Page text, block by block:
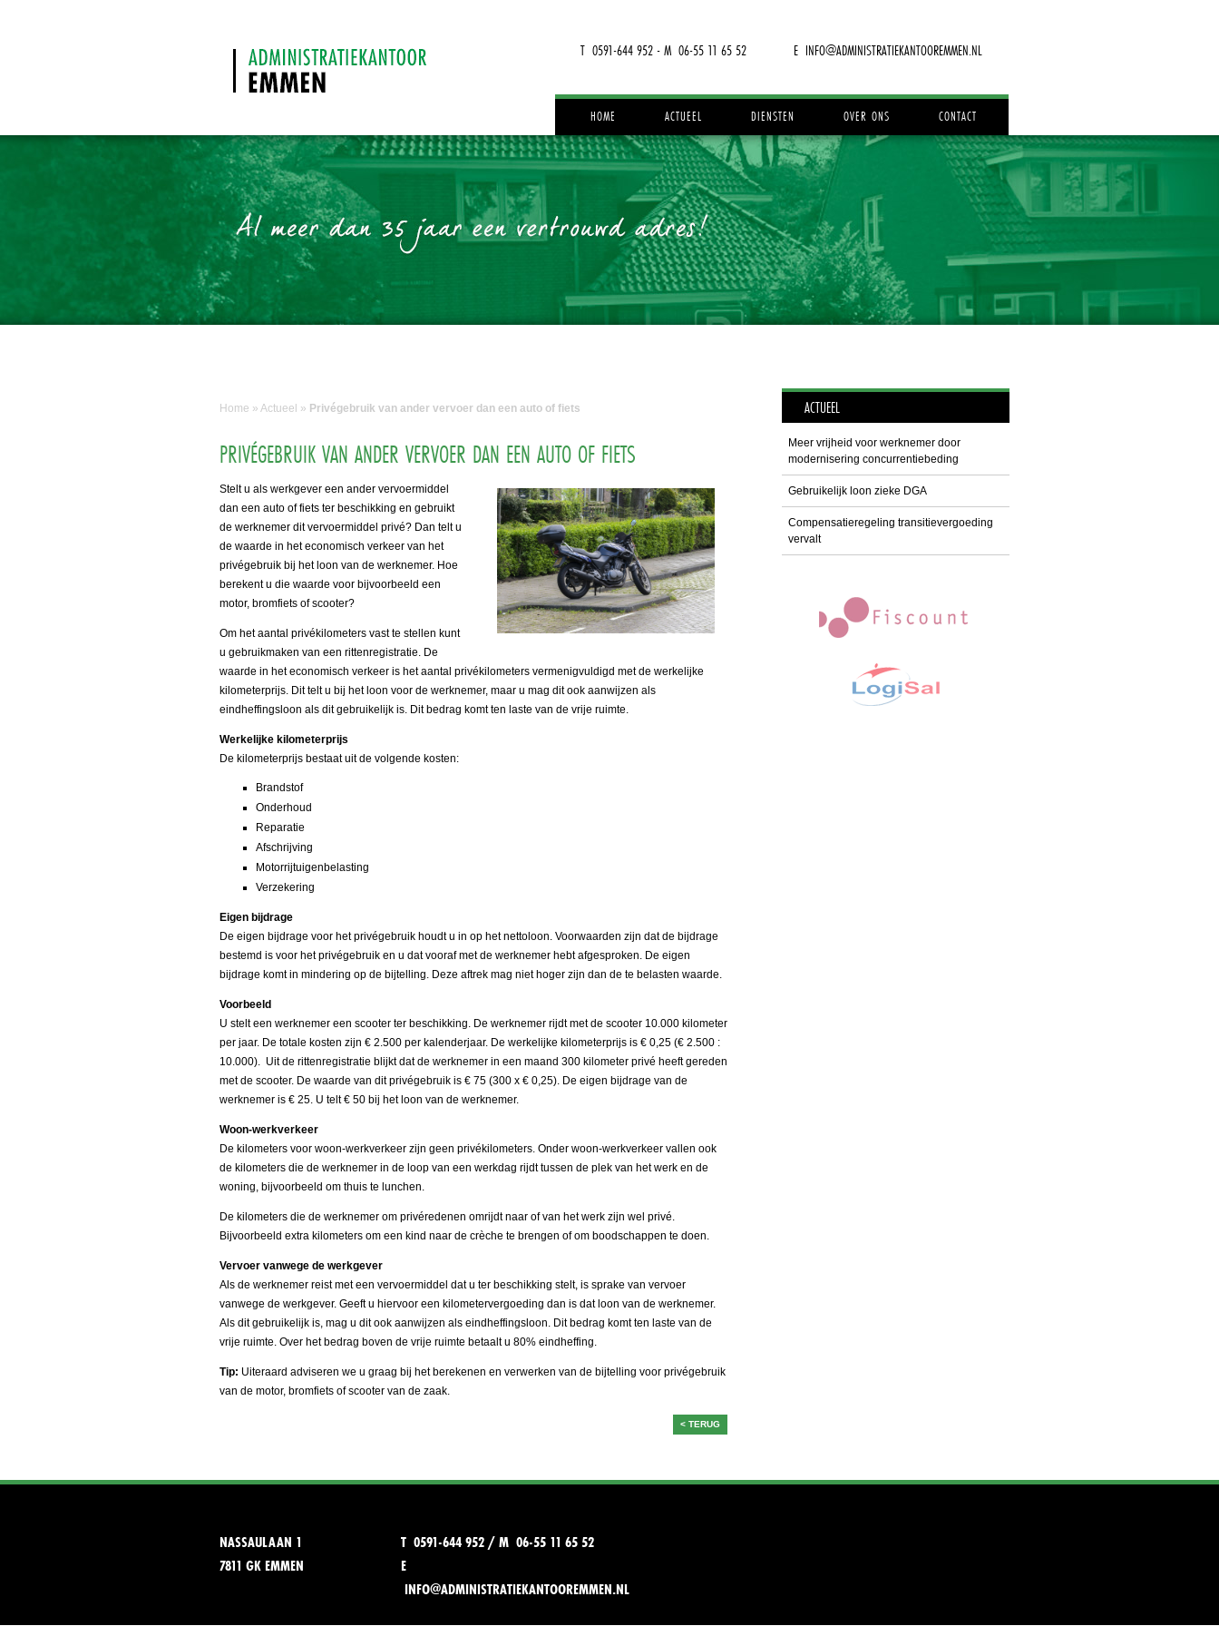
T 0591-644 952 - M 06-55 11 65 52 E INFO@ADMINISTRATIEKANTOOREMMEN.NL
HOME ACTUEEL DIENSTEN OVER ONS CONTACT
Home » Actueel » Privégebruik van ander vervoer dan een auto of fiets
PRIVÉGEBRUIK VAN ANDER VERVOER DAN EEN AUTO OF FIETS
Stelt u als werkgever een ander vervoermiddel
dan een auto of fiets ter beschikking en gebruikt
de werknemer dit vervoermiddel privé? Dan telt u
de waarde in het economisch verkeer van het
privégebruik bij het loon van de werknemer. Hoe
berekent u die waarde voor bijvoorbeeld een
motor, bromfiets of scooter?
Om het aantal privékilometers vast te stellen kunt
u gebruikmaken van een rittenregistratie. De
waarde in het economisch verkeer is het aantal privékilometers vermenigvuldigd met de werkelijke
kilometerprijs. Dit telt u bij het loon voor de werknemer, maar u mag dit ook aanwijzen als
eindheffingsloon als dit gebruikelijk is. Dit bedrag komt ten laste van de vrije ruimte.
Werkelijke kilometerprijs
De kilometerprijs bestaat uit de volgende kosten:
Brandstof
Onderhoud
Reparatie
Afschrijving
Motorrijtuigenbelasting
Verzekering
Eigen bijdrage
De eigen bijdrage voor het privégebruik houdt u in op het nettoloon. Voorwaarden zijn dat de bijdrage
bestemd is voor het privégebruik en u dat vooraf met de werknemer hebt afgesproken. De eigen
bijdrage komt in mindering op de bijtelling. Deze aftrek mag niet hoger zijn dan de te belasten waarde.
Voorbeeld
U stelt een werknemer een scooter ter beschikking. De werknemer rijdt met de scooter 10.000 kilometer
per jaar. De totale kosten zijn € 2.500 per kalenderjaar. De werkelijke kilometerprijs is € 0,25 (€ 2.500 :
10.000). Uit de rittenregistratie blijkt dat de werknemer in een maand 300 kilometer privé heeft gereden
met de scooter. De waarde van dit privégebruik is € 75 (300 x € 0,25). De eigen bijdrage van de
werknemer is € 25. U telt € 50 bij het loon van de werknemer.
Woon-werkverkeer
De kilometers voor woon-werkverkeer zijn geen privékilometers. Onder woon-werkverkeer vallen ook
de kilometers die de werknemer in de loop van een werkdag rijdt tussen de plek van het werk en de
woning, bijvoorbeeld om thuis te lunchen.
De kilometers die de werknemer om privéredenen omrijdt naar of van het werk zijn wel privé.
Bijvoorbeeld extra kilometers om een kind naar de crèche te brengen of om boodschappen te doen.
Vervoer vanwege de werkgever
Als de werknemer reist met een vervoermiddel dat u ter beschikking stelt, is sprake van vervoer
vanwege de werkgever. Geeft u hiervoor een kilometervergoeding dan is dat loon van de werknemer.
Als dit gebruikelijk is, mag u dit ook aanwijzen als eindheffingsloon. Dit bedrag komt ten laste van de
vrije ruimte. Over het bedrag boven de vrije ruimte betaalt u 80% eindheffing.
Tip: Uiteraard adviseren we u graag bij het berekenen en verwerken van de bijtelling voor privégebruik
van de motor, bromfiets of scooter van de zaak.
< TERUG
ACTUEEL
Meer vrijheid voor werknemer door
modernisering concurrentiebeding
Gebruikelijk loon zieke DGA
Compensatieregeling transitievergoeding
vervalt
NASSAULAAN 1
7811 GK EMMEN
T 0591-644 952 / M 06-55 11 65 52
E
INFO@ADMINISTRATIEKANTOOREMMEN.NL